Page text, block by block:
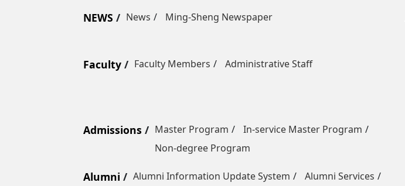
NEWS News Ming-Sheng Newspaper
Faculty Faculty Members Administrative Staff
Admissions Master Program
In-service Master Program
Non-degree Program
Alumni Alumni Information Update System Alumni Services